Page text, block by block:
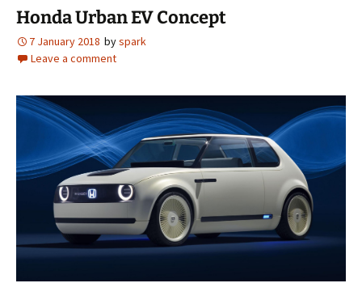
Honda Urban EV Concept
7 January 2018 byspark
Leave a comment